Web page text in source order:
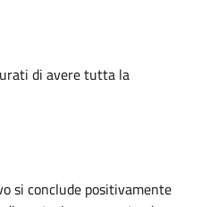
di avere tutta la
si conclude positivamente